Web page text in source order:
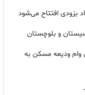
بزودی افتتاح می‌شود
و بلوچستان
۲۲۰۰ میلیارد ریال وام ودیعه مسکن به